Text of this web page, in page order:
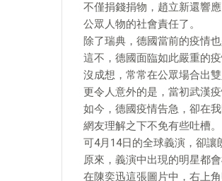
不僅捐錢捐物，趙立新還響
公眾人物的社會責任了。
除了瑞典，德國當前的疫情
這不，德國面臨如此嚴重的
沒成想，常常在公眾場合出
更令人意外的是，當初武漢
如今，德國疫情告急，卻在
網友理解之下不免有些吐槽。
可4月14日的全球義演，卻讓
原來，義演中出現的明星都會
在陳奕迅這張圖片中，右上